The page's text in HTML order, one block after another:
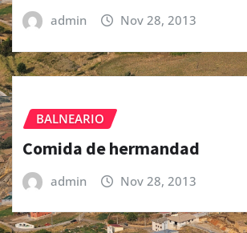
admin Nov 28, 2013
BALNEARIO
Comida de hermandad
admin Nov 28, 2013